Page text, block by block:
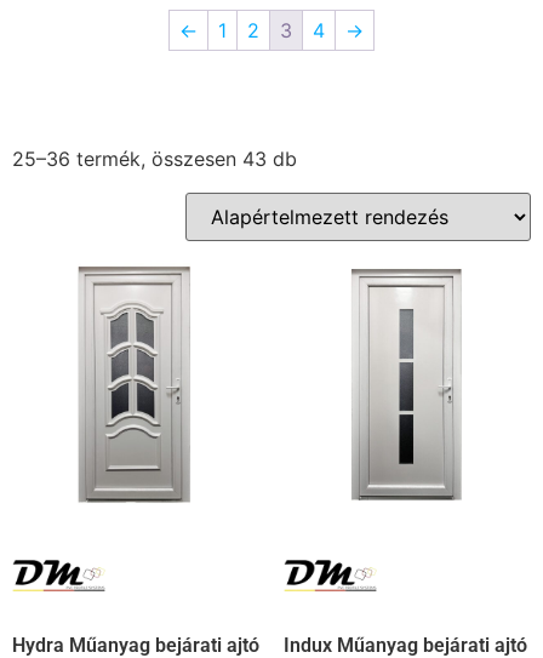
← 1 2 3 4 →
25–36 termék, összesen 43 db
Hydra Műanyag bejárati ajtó Indux Műanyag bejárati ajtó